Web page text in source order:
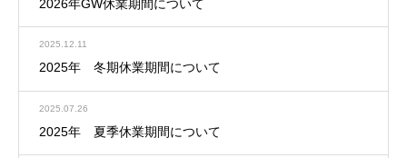
2026年GW休業期間について
2025.12.11
2025年 冬期休業期間について
2025.07.26
2025年 夏季休業期間について